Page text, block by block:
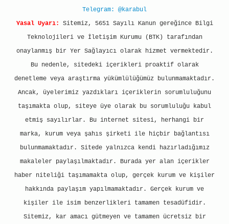
Telegram: @karabul
Yasal Uyarı:
Sitemiz, 5651 Sayılı Kanun gereğince Bilgi
Teknolojileri ve İletişim Kurumu (BTK) tarafından
onaylanmış bir Yer Sağlayıcı olarak hizmet vermektedir.
Bu nedenle, sitedeki içerikleri proaktif olarak
denetleme veya araştırma yükümlülüğümüz bulunmamaktadır.
Ancak, üyelerimiz yazdıkları içeriklerin sorumluluğunu
taşımakta olup, siteye üye olarak bu sorumluluğu kabul
etmiş sayılırlar. Bu internet sitesi, herhangi bir
marka, kurum veya şahıs şirketi ile hiçbir bağlantısı
bulunmamaktadır. Sitede yalnızca kendi hazırladığımız
makaleler paylaşılmaktadır. Burada yer alan içerikler
haber niteliği taşımamakta olup, gerçek kurum ve kişiler
hakkında paylaşım yapılmamaktadır. Gerçek kurum ve
kişiler ile isim benzerlikleri tamamen tesadüfidir.
Sitemiz, kar amacı gütmeyen ve tamamen ücretsiz bir